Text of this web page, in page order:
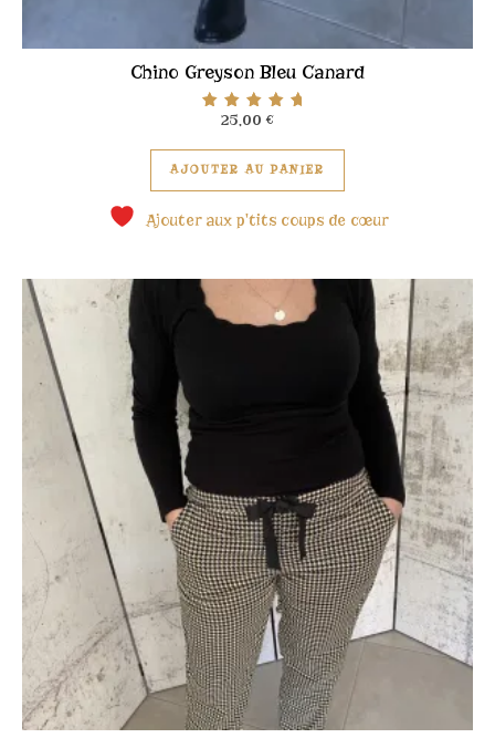
Chino Greyson Bleu Canard
Note
sur 5
25,00 €
AJOUTER AU PANIER
Ajouter aux p'tits coups de cœur